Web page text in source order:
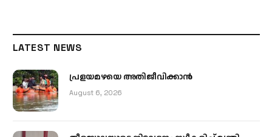
LATEST NEWS
പ്രളയമഴയെ അതിജീവിക്കാന്‍
August 6, 2026